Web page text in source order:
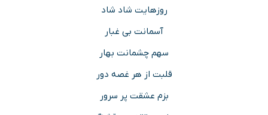
روزهایت شاد شاد
آسمانت بی غبار
سهم چشمانت بهار
قلبت از هر غصه دور
بزم عشقت پر سرور